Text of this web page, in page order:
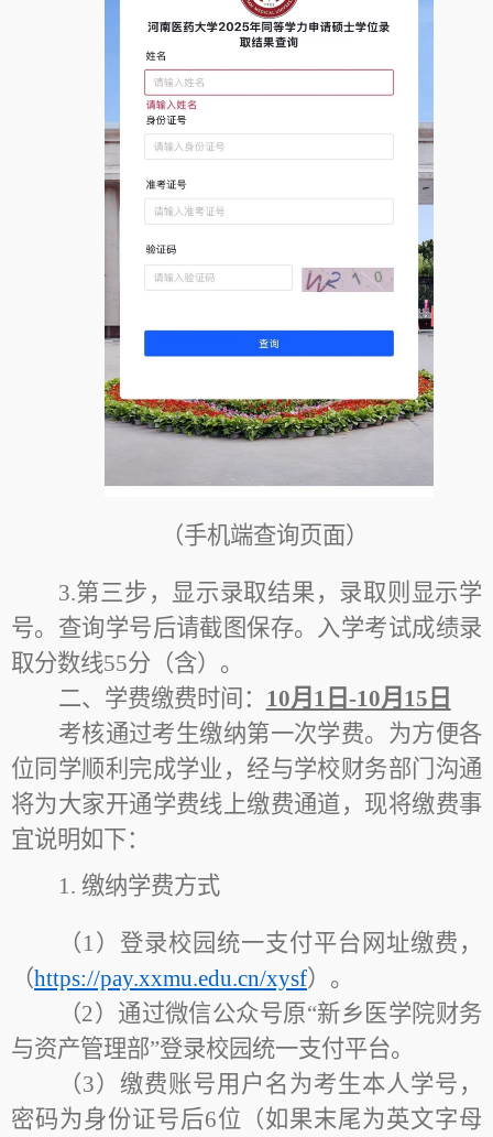
（手机端查询页面）
3.第三步，显示录取结果，录取则显示学
号。查询学号后请截图保存。入学考试成绩录
取分数线55分（含）。
二、学费缴费时间： 10月1日-10月15日
考核通过考生缴纳第一次学费。为方便各
位同学顺利完成学业，经与学校财务部门沟通
将为大家开通学费线上缴费通道，现将缴费事
宜说明如下：
1. 缴纳学费方式
（1）登录校园统一支付平台网址缴费，
（https://pay.xxmu.edu.cn/xysf）。
（2）通过微信公众号原“新乡医学院财务
与资产管理部”登录校园统一支付平台。
（3）缴费账号用户名为考生本人学号，
密码为身份证号后6位（如果末尾为英文字母